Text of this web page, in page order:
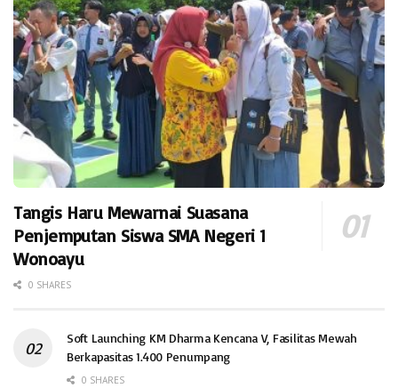
Tangis Haru Mewarnai Suasana
Penjemputan Siswa SMA Negeri 1
Wonoayu
0 SHARES
Soft Launching KM Dharma Kencana V, Fasilitas Mewah
Berkapasitas 1.400 Penumpang
0 SHARES